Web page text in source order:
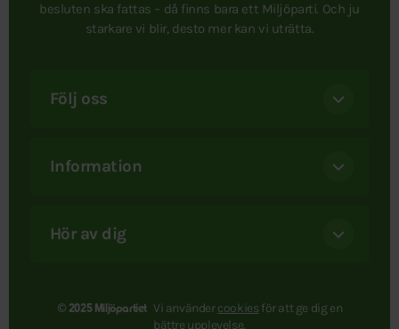
besluten ska fattas – då finns bara ett Miljöparti. Och ju
starkare vi blir, desto mer kan vi uträtta.
Följ oss
Information
Hör av dig
© 2025 Miljöpartiet Vi användercookies för att ge dig en
bättre upplevelse.